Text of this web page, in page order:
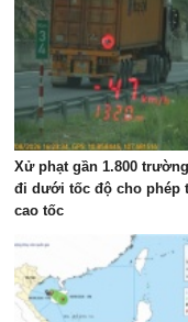
Xử phạt gần 1.800
đi dưới tốc độ cho phép
cao tốc